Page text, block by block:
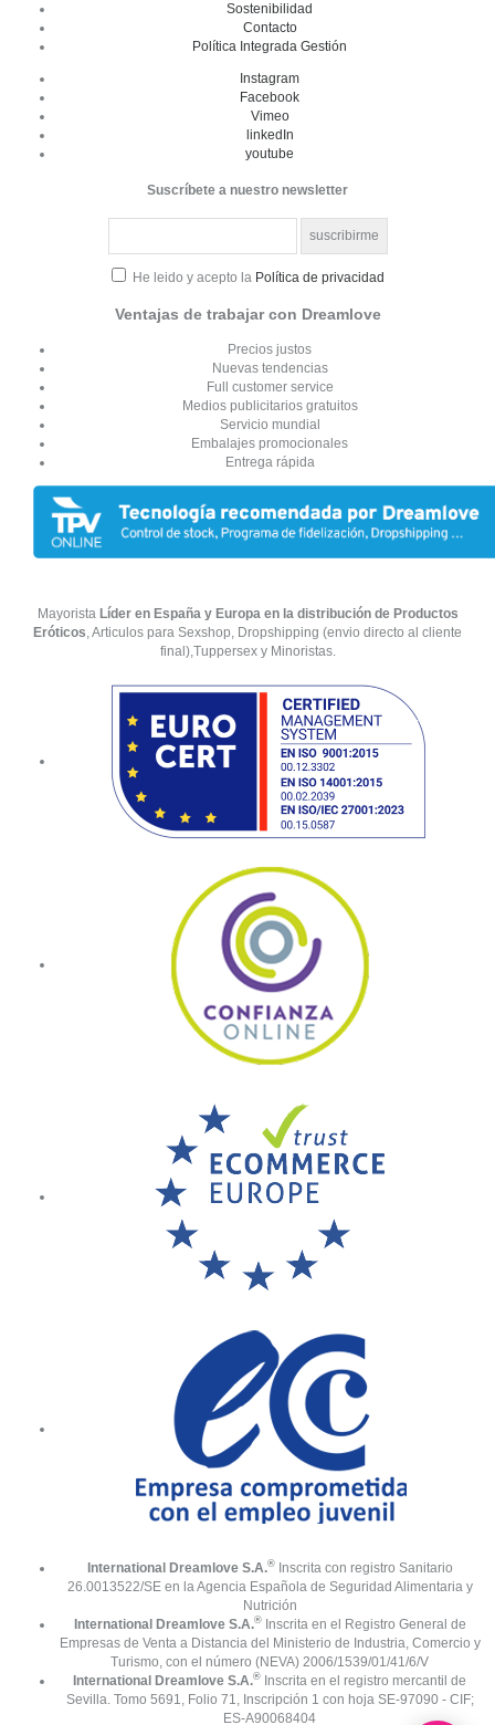
Sostenibilidad
Contacto
Política Integrada Gestión
Instagram
Facebook
Vimeo
linkedIn
youtube
Suscríbete a nuestro newsletter
He leido y acepto la Política de privacidad
Ventajas de trabajar con Dreamlove
Precios justos
Nuevas tendencias
Full customer service
Medios publicitarios gratuitos
Servicio mundial
Embalajes promocionales
Entrega rápida
Mayorista Líder en España y Europa en la distribución de Productos
Eróticos, Articulos para Sexshop, Dropshipping (envio directo al cliente
final),Tuppersex y Minoristas.
International Dreamlove S.A.® Inscrita con registro Sanitario
26.0013522/SE en la Agencia Española de Seguridad Alimentaria y
Nutrición
International Dreamlove S.A.®Inscrita en el Registro General de
Empresas de Venta a Distancia del Ministerio de Industria, Comercio y
Turismo, con el número (NEVA) 2006/1539/01/41/6/V
International Dreamlove S.A.® Inscrita en el registro mercantil de
Sevilla. Tomo 5691, Folio 71, Inscripción 1 con hoja SE-97090 - CIF;
ES-A90068404